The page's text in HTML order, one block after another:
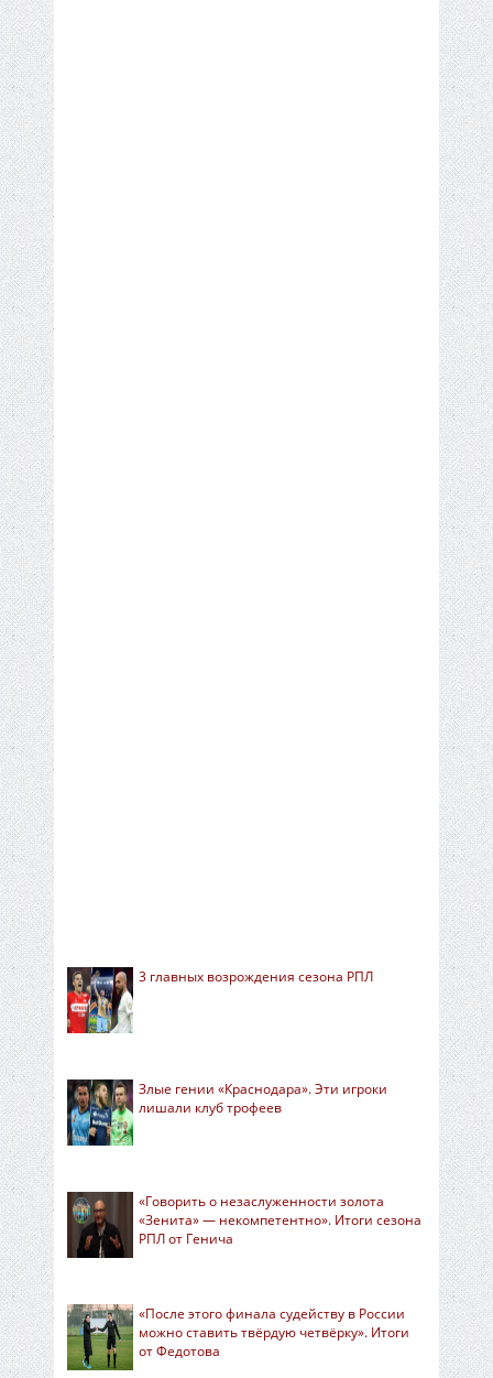
3 главных возрождения сезона РПЛ
Злые гении «Краснодара». Эти игроки
лишали клуб трофеев
«Говорить о незаслуженности золота
«Зенита» — некомпетентно». Итоги сезона
РПЛ от Генича
«После этого финала судейству в России
можно ставить твёрдую четвёрку». Итоги
от Федотова